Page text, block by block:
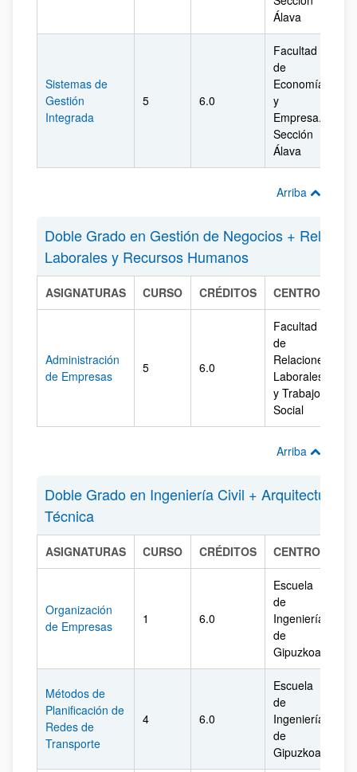
Álava
Sistemas de
Gestión
Integrada
5 6.0
Facultad
de
Economía
y
Empresa.
Sección
Álava
Arriba
Doble Grado en Gestión de Negocios +
Laborales y Recursos Humanos
ASIGNATURAS CURSO CRÉDITOS CENTRO
Administración
de Empresas
5 6.0
Facultad
de
Relaciones
Laborales
y Trabajo
Social
Arriba
Doble Grado en Ingeniería Civil + Arquitectura
Técnica
ASIGNATURAS CURSO CRÉDITOS CENTRO
Organización
de Empresas
1 6.0
Escuela
de
Ingeniería
de
Gipuzkoa
Métodos de
Planificación de
Redes de
Transporte
4 6.0
Escuela
de
Ingeniería
de
Gipuzkoa